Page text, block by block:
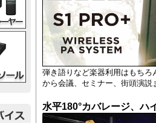
弾き語りなど楽器利用はもち
から会議、セミナー、街頭演説
水平180°カバレージ、ハ